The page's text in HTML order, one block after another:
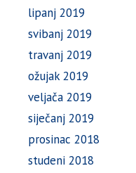
lipanj 2019
svibanj 2019
travanj 2019
ožujak 2019
veljača 2019
siječanj 2019
prosinac 2018
studeni 2018